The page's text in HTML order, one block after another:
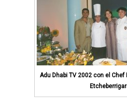
Adu Dhabi TV 2002 con el Chef